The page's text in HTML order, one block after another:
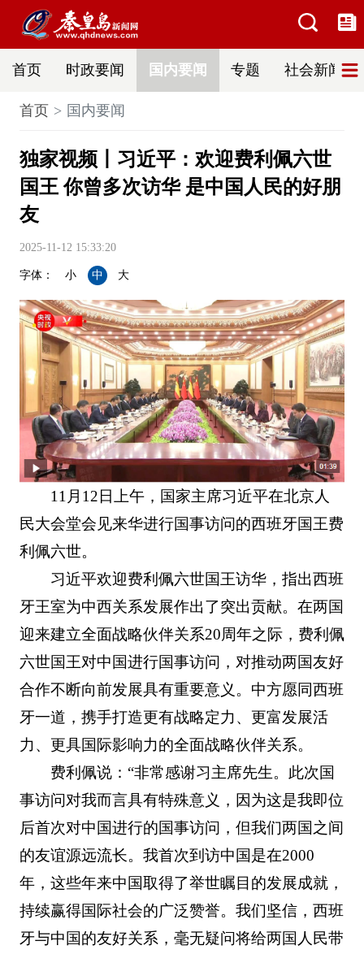
首页 时政要闻 国内要闻 专题 社会新闻
首页 国内要闻
独家视频丨习近平：欢迎费利佩六世
国王 你曾多次访华 是中国人民的好朋
友
2025-11-12 15:33:20
字体： 小 中 大
11月12日上午，国家主席习近平在北京人
民大会堂会见来华进行国事访问的西班牙国王费
利佩六世。
习近平欢迎费利佩六世国王访华，指出西班
牙王室为中西关系发展作出了突出贡献。在两国
迎来建立全面战略伙伴关系20周年之际，费利佩
六世国王对中国进行国事访问，对推动两国友好
合作不断向前发展具有重要意义。中方愿同西班
牙一道，携手打造更有战略定力、更富发展活
力、更具国际影响力的全面战略伙伴关系。
费利佩说：“非常感谢习主席先生。此次国
事访问对我而言具有特殊意义，因为这是我即位
后首次对中国进行的国事访问，但我们两国之间
的友谊源远流长。我首次到访中国是在2000
年，这些年来中国取得了举世瞩目的发展成就，
持续赢得国际社会的广泛赞誉。我们坚信，西班
牙与中国的友好关系，毫无疑问将给两国人民带